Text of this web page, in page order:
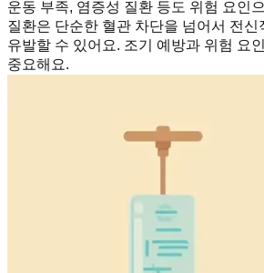
운동 부족, 염증성 질환 등도 위험 요인
질환은 단순한 혈관 차단을 넘어서 전신
유발할 수 있어요. 조기 예방과 위험 요
중요해요.